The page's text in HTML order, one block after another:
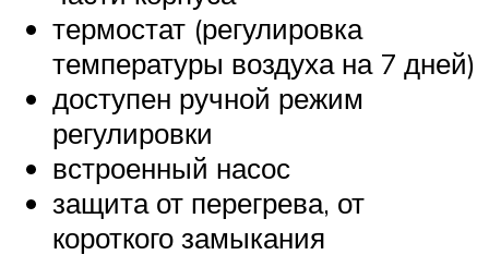
термостат (регулировка
температуры воздуха на 7 дней)
доступен ручной режим
регулировки
встроенный насос
защита от перегрева, от
короткого замыкания